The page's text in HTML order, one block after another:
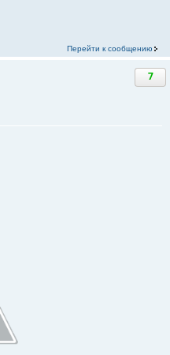
Перейти к сообщению
7